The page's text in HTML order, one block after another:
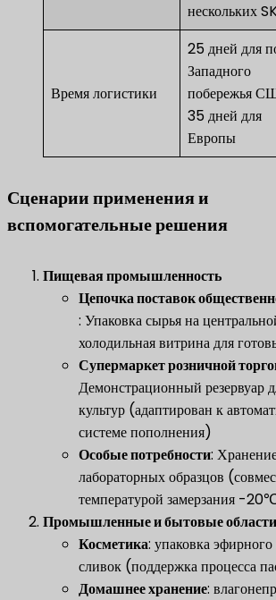
нескольких
Время логистики
25 дней для
Западного
побережья
35 дней для
Европы
Сценарии применения и
вспомогательные решения
​Пищевая промышленность​
​Цепочка поставок
: Упаковка сырья на
холодильная витрина для
​Супермаркет розничной
Демонстрационный резервуар
культур (адаптирован к
системе пополнения)
Особые потребности​:
лабораторных образцов
температурой замерзания -
​Промышленные и бытовые области​
​Косметика​​: упаковка эфирного
сливок (поддержка процесса
​Домашнее хранение​​: